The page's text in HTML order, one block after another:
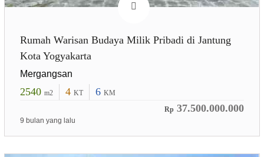
Rumah Warisan Budaya Milik Pribadi di Jantung
Kota Yogyakarta
Mergangsan
2540 m2 4 KT 6 KM
Rp 37.500.000.000
9 bulan yang lalu